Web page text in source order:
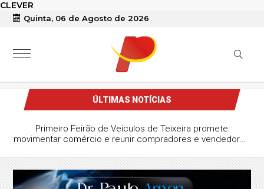
CLEVER
Quinta, 06 de Agosto de 2026
ÚLTIMAS NOTÍCIAS
Primeiro Feirão de Veículos de Teixeira promete
movimentar comércio e reunir compradores e vendedores